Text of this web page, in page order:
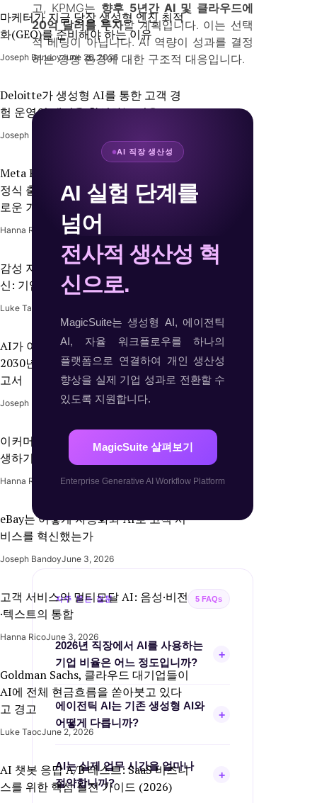
고, KPMG는 향후 5년간 AI 및 클라우드에
20억 달러를 투자할 계획입니다. 이는 선택
적 베팅이 아닙니다. AI 역량이 성과를 결정
하는 경쟁 환경에 대한 구조적 대응입니다.
AI 직장 생산성
AI 실험 단계를
넘어
전사적 생산성 혁
신으로.
MagicSuite는 생성형 AI, 에이전틱
AI, 자율 워크플로우를 하나의
플랫폼으로 연결하여 개인 생산성
향상을 실제 기업 성과로 전환할 수
있도록 지원합니다.
MagicSuite 살펴보기
Enterprise Generative AI Workflow Platform
자주 묻는 질문 5 FAQs
2026년 직장에서 AI를 사용하는
기업 비율은 어느 정도입니까?
+
Azumo의 2026 AI 직장 통계에 따르면
현재 91%의 기업이 최소 한 가지
영역에서 AI를 활용하고 있으며, AI는
진입했습니다.
에이전틱 AI는 기존 생성형 AI와
어떻게 다릅니까?
+
계획, 의사결정, 다단계 작업 실행까지
자율적으로 수행하는 시스템입니다.
AI는 실제 업무 시간을 얼마나
절약합니까?
+
마케터가 지금 당장 생성형 엔진 최적
화(GEO)를 준비해야 하는 이유
Joseph BandoyJune 26, 2026
Deloitte가 생성형 AI를 통한 고객 경
험 운영의 재편을 확신하는 이유
Joseph Bandoy
Meta Business Agent, WhatsApp에서
정식 출시 - 2026년 AI 고객 지원의 새
로운 기준
Hanna Rico June 17, 2026
감성 지능형 AI가 이끄는 고객 경험 혁
신: 기업이 알아야 할 전략과 성과
Luke Taoc
AI가 이끄는 마케팅 자동화 시장,
2030년까지 810억 달러 돌파 전망 - 보
고서
Joseph Bandoy June 17, 2026
이커머스 예측형 고객 지원: 문제가 발
생하기 전에 선제적으로 대응하는 법
Hanna Rico June 4, 2026
eBay는 어떻게 자동화와 AI로 고객 서
비스를 혁신했는가
Joseph BandoyJune 3, 2026
고객 서비스의 멀티모달 AI: 음성·비전
·텍스트의 통합
Hanna RicoJune 3, 2026
Goldman Sachs, 클라우드 대기업들이
AI에 전체 현금흐름을 쏟아붓고 있다
고 경고
Luke TaocJune 2, 2026
AI 챗봇 응답 A/B 테스트: SaaS 비즈니
스를 위한 핵심 실전 가이드 (2026)